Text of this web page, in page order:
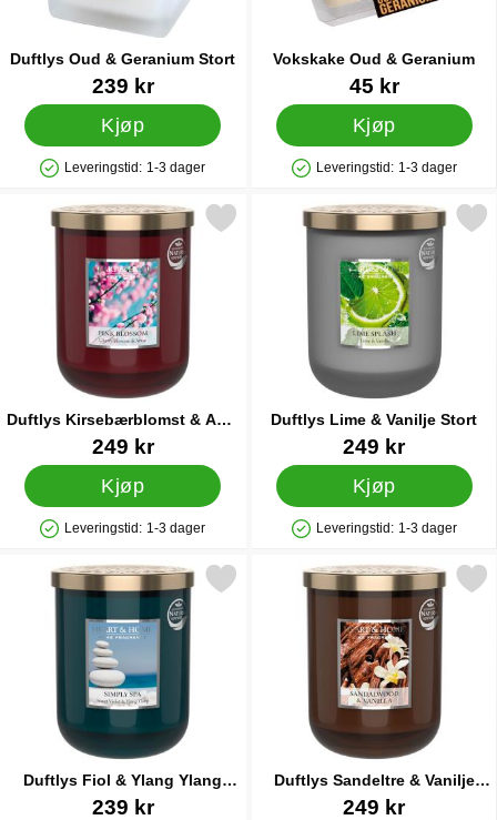
Duftlys Oud & Geranium Stort
Varenummer 33171
239 kr
Kjøp
Produkttilgjengelighet: På lager
Leveringstid: 1-3 dager
Vokskake Oud & Geranium
Varenummer 33173
45 kr
Kjøp
Produkttilgjengelighet: På lager
Leveringstid: 1-3 dager
Duftlys Kirsebærblomst & Anis
Stort
Varenummer 33179
249 kr
Kjøp
Produkttilgjengelighet: På lager
Leveringstid: 1-3 dager
Merk duftlys Kirsebærblomst & Anis Stort som favoritt
Duftlys Lime & Vanilje Stort
Varenummer 33180
249 kr
Kjøp
Produkttilgjengelighet: På lager
Leveringstid: 1-3 dager
Merk duftlys Lime &
Duftlys Fiol & Ylang Ylang
Stort
Varenummer 33181
239 kr
Merk duftlys Fiol & Ylang Ylang Stort som favoritt
Duftlys Sandeltre & Vanilje
Stort
Varenummer 33182
249 kr
Merk duftlys Sandeltre &